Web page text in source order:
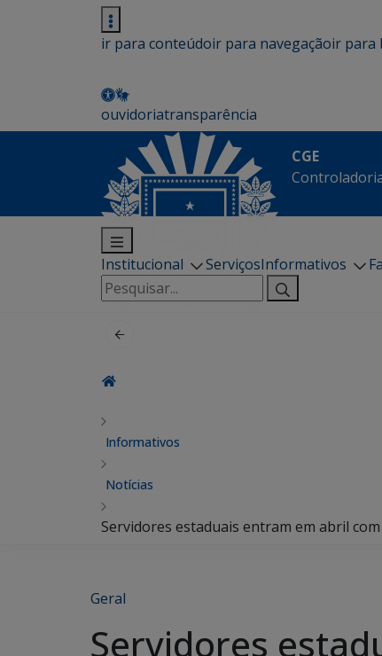
ir para conteúdoir para navegaçãoir para
ouvidoriatransparência
CGE
Institucional ServiçosInformativos
Pesquisar
por:
Informativos
Notícias
Servidores estaduais entram em abril
Geral
Servidores